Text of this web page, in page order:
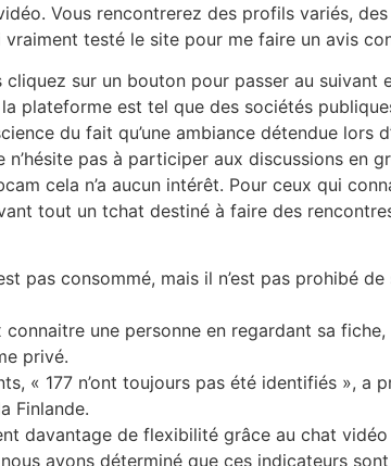
Vous rencontrerez des profils variés,
vraiment testé le site pour me faire un avis
cliquez sur un bouton pour passer au
plateforme est tel que des sociétés
du fait qu’une ambiance détendue lors
pas à participer aux discussions en
cela n’a aucun intérêt. Pour ceux qui
tout un tchat destiné à faire des
pas consommé, mais il n’est pas prohibé
une personne en regardant sa
privé.
« 177 n’ont toujours pas été identifiés », a
Finlande.
davantage de flexibilité grâce au chat
nous avons déterminé que ces indicateurs